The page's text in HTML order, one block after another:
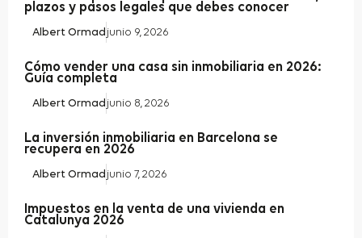
plazos y pasos legales que debes conocer
Albert Ormad junio 9, 2026
Cómo vender una casa sin inmobiliaria en 2026:
Guía completa
Albert Ormad junio 8, 2026
La inversión inmobiliaria en Barcelona se
recupera en 2026
Albert Ormad junio 7, 2026
Impuestos en la venta de una vivienda en
Catalunya 2026